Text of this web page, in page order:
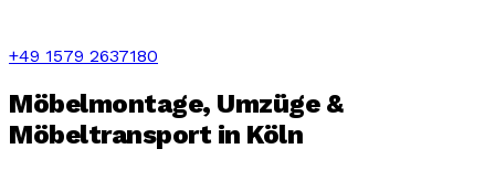
+49 1579 2637180
Möbelmontage, Umzüge &
Möbeltransport in Köln